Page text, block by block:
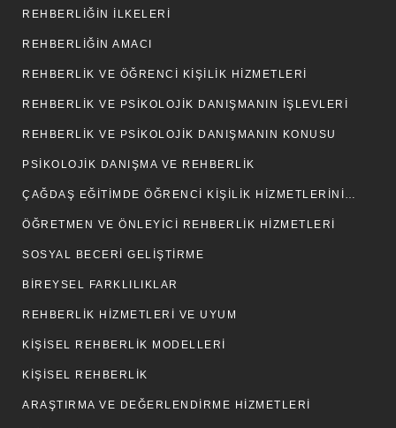
REHBERLIĞIN İLKELERI
REHBERLIĞIN AMACI
REHBERLİK VE ÖĞRENCİ KİŞİLİK HİZMETLERİ
REHBERLIK VE PSIKOLOJIK DANIŞMANIN İŞLEVLERI
REHBERLIK VE PSIKOLOJIK DANIŞMANIN KONUSU
PSIKOLOJIK DANIŞMA VE REHBERLIK
ÇAĞDAŞ EĞITIMDE ÖĞRENCI KIŞILIK HIZMETLERININ YERI
ÖĞRETMEN VE ÖNLEYİCİ REHBERLİK HİZMETLERİ
SOSYAL BECERİ GELİŞTİRME
BIREYSEL FARKLILIKLAR
REHBERLİK HİZMETLERİ VE UYUM
KİŞİSEL REHBERLİK MODELLERİ
KİŞİSEL REHBERLİK
ARAŞTIRMA VE DEĞERLENDIRME HIZMETLERI